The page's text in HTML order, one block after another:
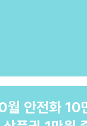
월 안전화 10